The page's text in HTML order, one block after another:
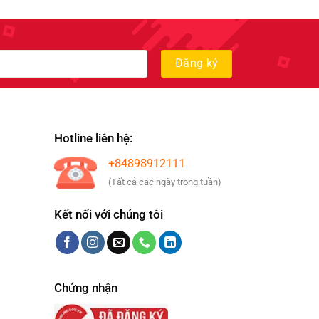
Hotline liên hệ:
+84898912111
(Tất cả các ngày trong tuần)
Kết nối với chúng tôi
Chứng nhận